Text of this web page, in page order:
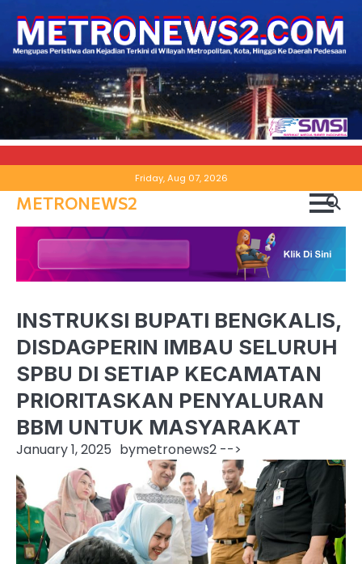
to
content
Friday, Aug 07, 2026
METRONEWS2
INSTRUKSI BUPATI BENGKALIS,
DISDAGPERIN IMBAU SELURUH
SPBU DI SETIAP KECAMATAN
PRIORITASKAN PENYALURAN
BBM UNTUK MASYARAKAT
January 1, 2025 bymetronews2 -->